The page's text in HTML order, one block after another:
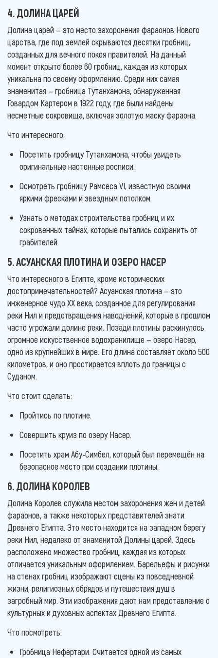
4. ДОЛИНА ЦАРЕЙ
Долина царей — это место захоронения фараонов Нового
царства, где под землей скрываются десятки гробниц,
созданных для вечного покоя правителей. На данный
момент открыто более 60 гробниц, каждая из которых
уникальна по своему оформлению. Среди них самая
знаменитая — гробница Тутанхамона, обнаруженная
Говардом Картером в 1922 году, где были найдены
несметные сокровища, включая золотую маску фараона.
Что интересного:
Посетить гробницу Тутанхамона, чтобы увидеть
оригинальные настенные росписи.
Осмотреть гробницу Рамсеса VI, известную своими
яркими фресками и звездным потолком.
Узнать о методах строительства гробниц и их
сокровенных тайнах, которые пытались сохранить от
грабителей.
5. АСУАНСКАЯ ПЛОТИНА И ОЗЕРО НАСЕР
Что интересного в Египте, кроме исторических
достопримечательностей? Асуанская плотина — это
инженерное чудо XX века, созданное для регулирования
реки Нил и предотвращения наводнений, которые в прошлом
часто угрожали долине реки. Позади плотины раскинулось
огромное искусственное водохранилище — озеро Насер,
одно из крупнейших в мире. Его длина составляет около 500
километров, и оно простирается вплоть до границы с
Суданом.
Что стоит сделать:
Пройтись по плотине.
Совершить круиз по озеру Насер.
Посетить храм Абу-Симбел, который был перемещён на
безопасное место при создании плотины.
6. ДОЛИНА КОРОЛЕВ
Долина Королев служила местом захоронения жен и детей
фараонов, а также некоторых представителей знати
Древнего Египта. Это место находится на западном берегу
реки Нил, недалеко от знаменитой Долины царей. Здесь
расположено множество гробниц, каждая из которых
отличается уникальным оформлением. Барельефы и рисунки
на стенах гробниц изображают сцены из повседневной
жизни, религиозных обрядов и путешествия душ в
загробный мир. Эти изображения дают нам представление о
культурных и духовных аспектах Древнего Египта.
Что посмотреть:
Гробница Нефертари. Считается одной из самых